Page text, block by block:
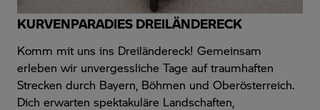
KURVENPARADIES DREILÄNDERECK
Komm mit uns ins Dreiländereck! Gemeinsam
erleben wir unvergessliche Tage auf traumhaften
Strecken durch Bayern, Böhmen und Oberösterreich.
Dich erwarten spektakuläre Landschaften,